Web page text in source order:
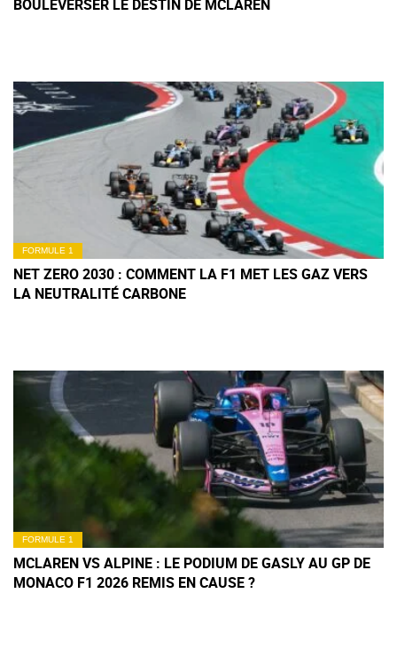
BOULEVERSER LE DESTIN DE MCLAREN
FORMULE 1
NET ZERO 2030 : COMMENT LA F1 MET LES GAZ VERS
LA NEUTRALITÉ CARBONE
FORMULE 1
MCLAREN VS ALPINE : LE PODIUM DE GASLY AU GP DE
MONACO F1 2026 REMIS EN CAUSE ?